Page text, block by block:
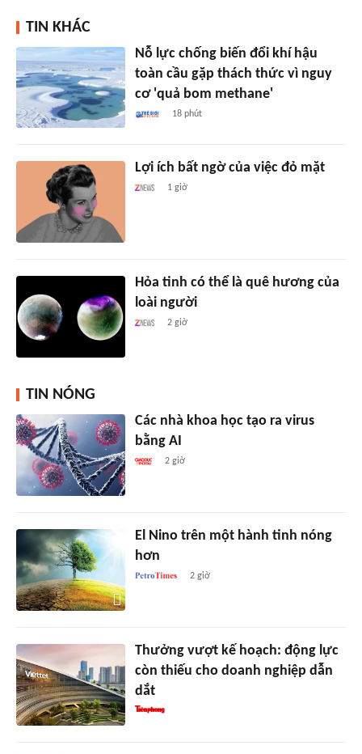
TIN KHÁC
Nỗ lực chống biến đổi khí hậu
toàn cầu gặp thách thức vì nguy
cơ 'quả bom methane'
18 phút
Lợi ích bất ngờ của việc đỏ mặt
1 giờ
Hỏa tinh có thể là quê hương của
loài người
2 giờ
TIN NÓNG
Các nhà khoa học tạo ra virus
bằng AI
2 giờ
El Nino trên một hành tinh nóng
hơn
2 giờ
Thưởng vượt kế hoạch: động lực
còn thiếu cho doanh nghiệp dẫn
dắt